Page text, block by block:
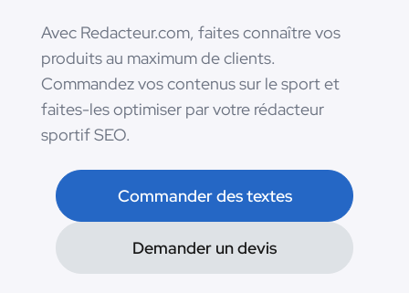
Avec Redacteur.com, faites connaître vos
produits au maximum de clients.
Commandez vos contenus sur le sport et
faites-les optimiser par votre rédacteur
sportif SEO.
Commander des textes
Demander un devis